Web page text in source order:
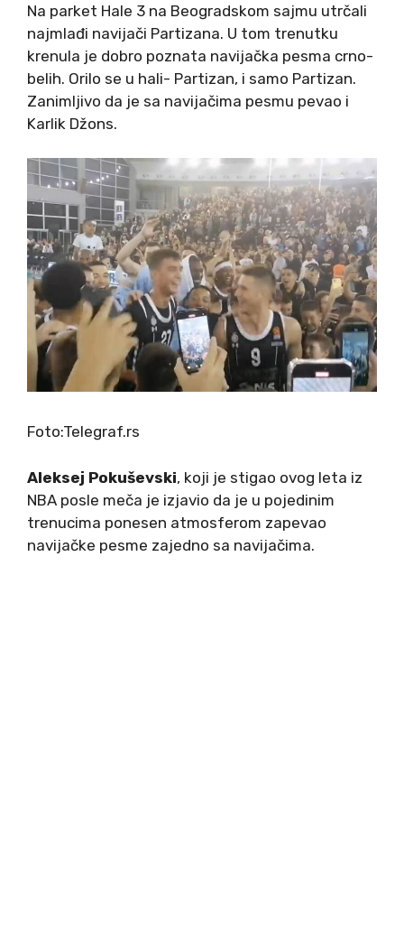
Na parket Hale 3 na Beogradskom sajmu utrčali
najmlađi navijači Partizana. U tom trenutku
krenula je dobro poznata navijačka pesma crno-
belih. Orilo se u hali- Partizan, i samo Partizan.
Zanimljivo da je sa navijačima pesmu pevao i
Karlik Džons.
Foto:Telegraf.rs
Aleksej Pokuševski, koji je stigao ovog leta iz
NBA posle meča je izjavio da je u pojedinim
trenucima ponesen atmosferom zapevao
navijačke pesme zajedno sa navijačima.